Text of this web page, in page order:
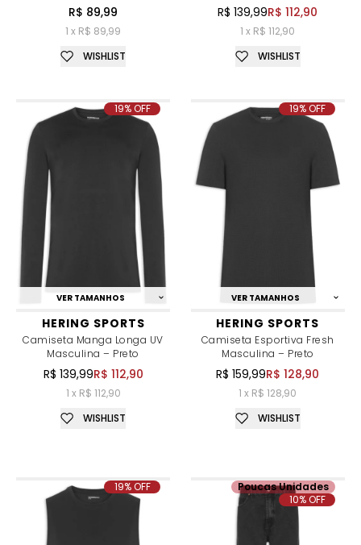
R$ 89,99
1 x R$ 89,99
WISHLIST
R$ 139,99R$ 112,90
1 x R$ 112,90
WISHLIST
VER TAMANHOS
HERING SPORTS
Camiseta Manga Longa UV
Masculina – Preto
R$ 139,99R$ 112,90
1 x R$ 112,90
19% OFF
WISHLIST
VER TAMANHOS
HERING SPORTS
Camiseta Esportiva Fresh
Masculina – Preto
R$ 159,99R$ 128,90
1 x R$ 128,90
19% OFF
WISHLIST
19% OFF
Poucas Unidades
10% OFF